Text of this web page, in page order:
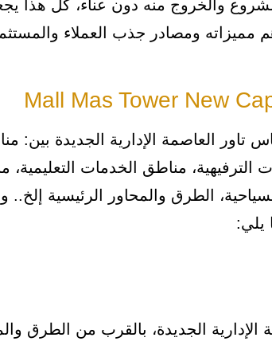
والخروج منه دون عناء، كل هذا
مميزاته ومصادر جذب العملاء
تاور العاصمة الإدارية الجديدة بين:
الترفيهية، مناطق الخدمات
الطرق والمحاور الرئيسية إلخ..
يلي:
الجديدة، بالقرب من الطرق